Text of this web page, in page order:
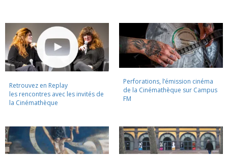
Retrouvez en Replay
les rencontres avec les invités de
la Cinémathèque
Perforations, l’émission cinéma
de la Cinémathèque sur Campus
FM